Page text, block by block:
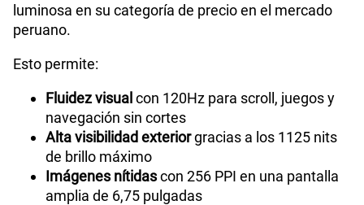
luminosa en su categoría de precio en el mercado
peruano.
Esto permite:
Fluidez visualcon 120Hz para scroll, juegos y
navegación sin cortes
Alta visibilidad exteriorgracias a los 1125 nits
de brillo máximo
Imágenes nítidascon 256 PPI en una pantalla
amplia de 6,75 pulgadas